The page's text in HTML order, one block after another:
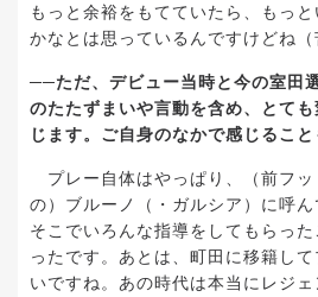
もっと余裕をもてていたら、もっ
かなとは思っているんですけどね（
──ただ、デビュー当時と今の室田
のたたずまいや言動を含め、とて
じます。ご自身のなかで感じること
プレー自体はやっぱり、（前フ
の）ブルーノ（・ガルシア）に呼ん
そこでいろんな指導をしてもらっ
ったです。あとは、町田に移籍し
いですね。あの時代は本当にレジ